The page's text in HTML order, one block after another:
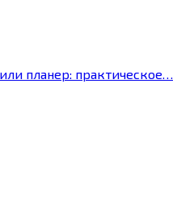
планер: практическое…